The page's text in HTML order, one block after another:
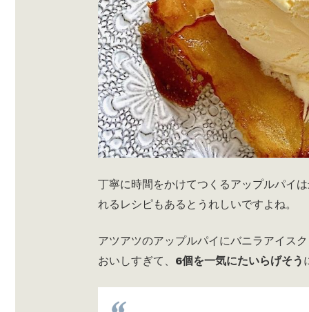
丁寧に時間をかけてつくるアップルパイ
れるレシピもあるとうれしいですよね。
アツアツのアップルパイにバニラアイス
おいしすぎて、 6個を一気にたいらげそう